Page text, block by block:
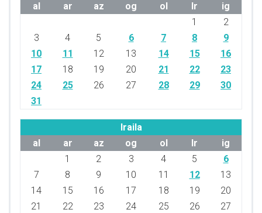
al
ar az og ol lr
ig
1
2
3
4 5 6 7 8
9
10
11 12 13 14 15
16
17
18 19 20 21 22
23
24
25 26 27 28 29
30
31
Iraila
al
ar az og ol lr
ig
1
2 3 4 5
6
7
8 9 10 11 12
13
14
15 16 17 18 19
20
21
22 23 24 25 26
27